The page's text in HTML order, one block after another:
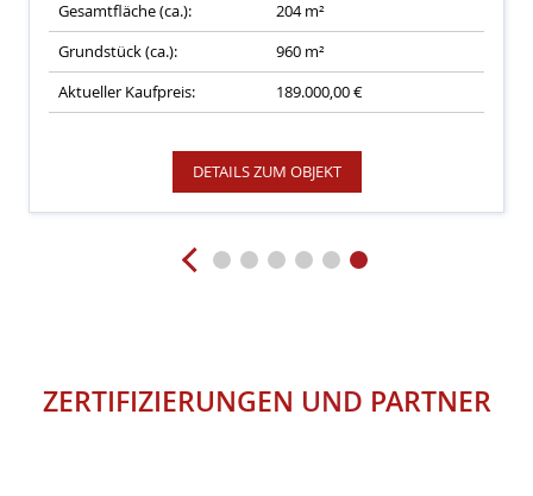
Gesamtfläche (ca.):
204 m²
Grundstück (ca.):
960 m²
Aktueller Kaufpreis:
189.000,00 €
DETAILS ZUM OBJEKT
ZERTIFIZIERUNGEN UND PARTNER